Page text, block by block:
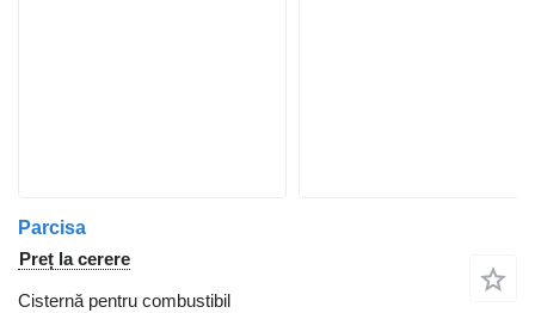
Parcisa
Preț la cerere
Cisternă pentru combustibil